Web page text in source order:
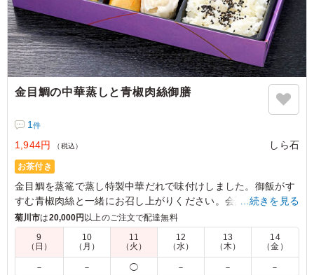
金目鯛の中華蒸しと青椒肉絲御膳
1件
1,944円 （税込） しら石
お茶付き
金目鯛を蒸篭で蒸し特製中華だれで味付けしました。御飯がす
すむ青椒肉絲と一緒にお召し上がりください。会議用の仕出し
弁当としておすすめです。
5.0
法事のお弁当として利用させていただきました 蓋を開け
…続きを見る
菊川市は20,000円以上のご注文で配達無料
9
（日）
10
（月）
11
（火）
12
（水）
13
（木）
14
（金）
－ － ◯ － － －